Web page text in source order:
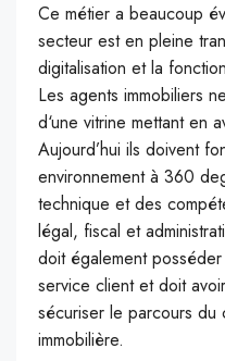
Ce métier a beaucoup
secteur est en pleine
digitalisation et la
Les agents immobiliers
d‘une vitrine mettant en
Aujourd’hui ils doivent
environnement à 360
technique et des
légal, fiscal et
doit également
service client et doit
sécuriser le parcours du
immobilière.